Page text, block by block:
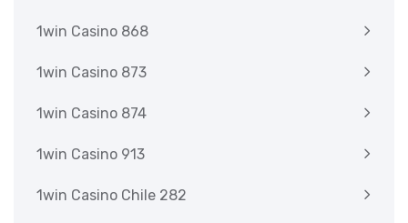
1win Casino 868
1win Casino 873
1win Casino 874
1win Casino 913
1win Casino Chile 282